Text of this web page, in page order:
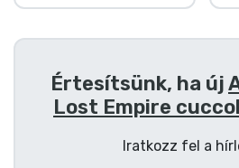
Értesítsünk, ha új
Lost Empire
Iratkozz fel a
Mesés cuccok
Animés cuccok
Gamer cuccok